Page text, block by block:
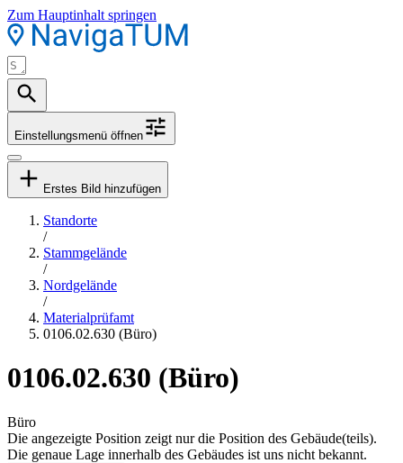
Zum Hauptinhalt springen
Einstellungsmenü öffnen
Erstes Bild hinzufügen
Standorte
/
Stammgelände
/
Nordgelände
/
Materialprüfamt
0106.02.630 (Büro)
0106.02.630 (Büro)
Büro
Die angezeigte Position zeigt nur die Position des Gebäude(teils).
Die genaue Lage innerhalb des Gebäudes ist uns nicht bekannt.